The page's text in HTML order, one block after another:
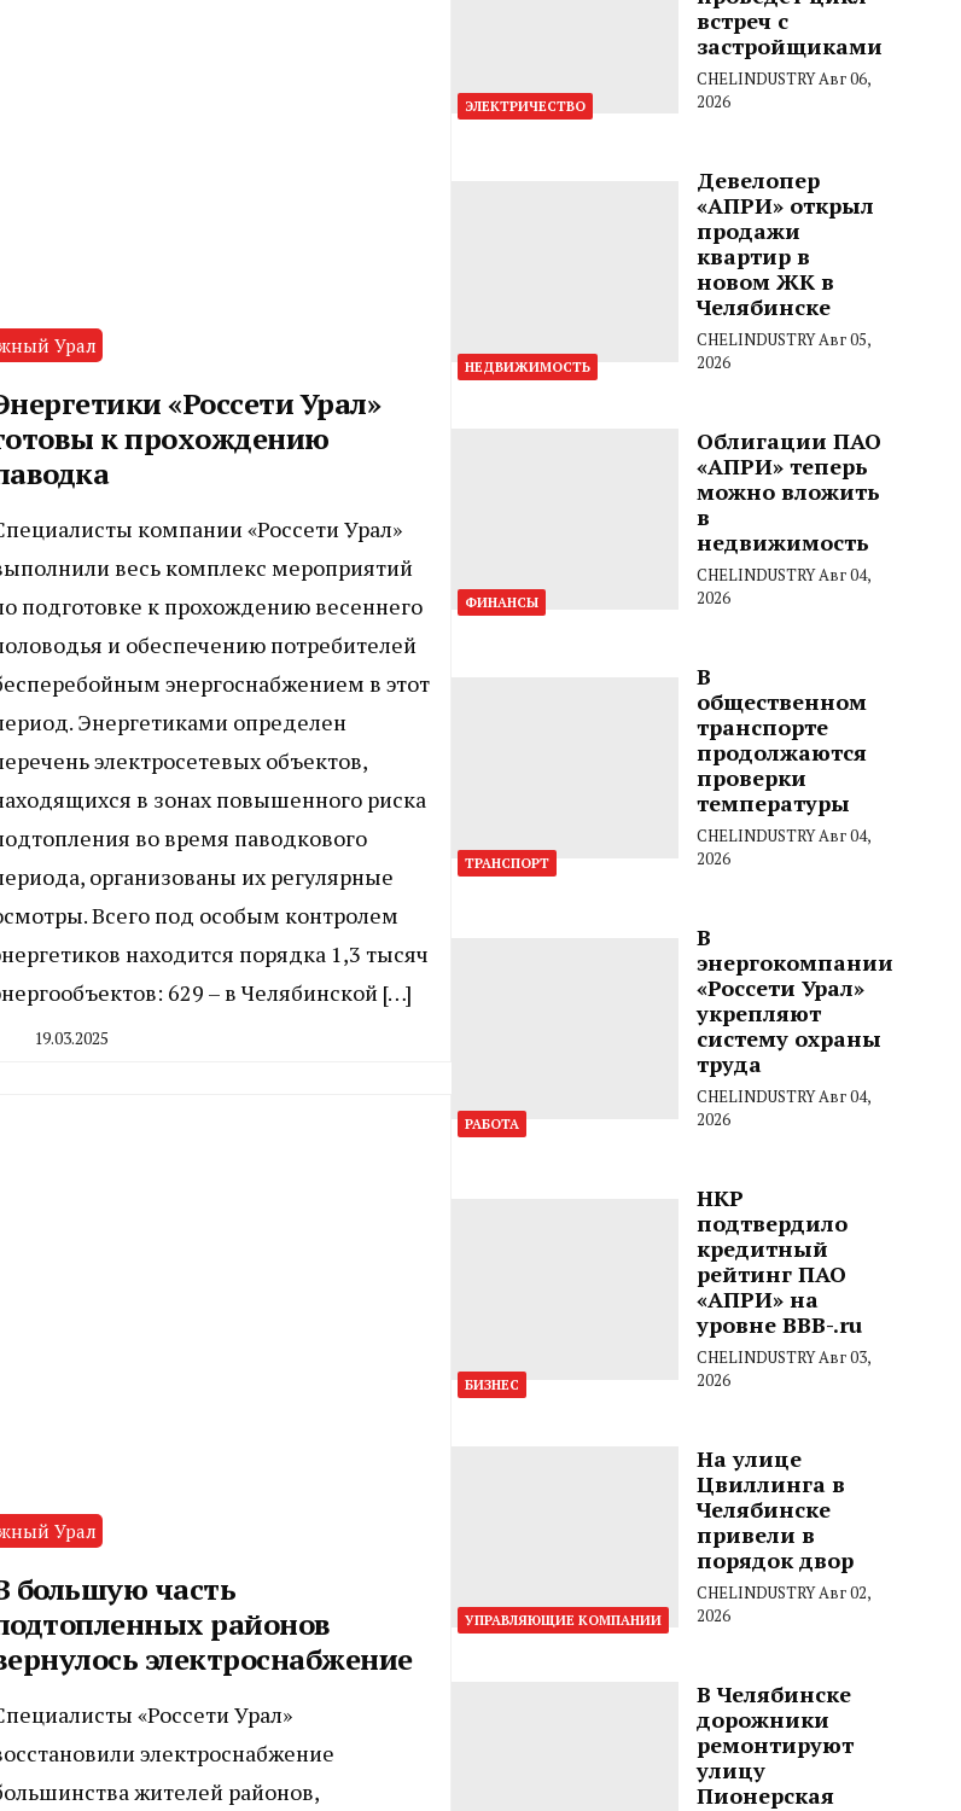
Урал
«Россети Урал»
к прохождению
компании «Россети Урал»
весь комплекс мероприятий
подготовке к прохождению весеннего
и обеспечению потребителей
энергоснабжением в этот
Энергетиками определен
электросетевых объектов,
в зонах повышенного риска
во время паводкового
организованы их регулярные
Всего под особым контролем
находится порядка 1,3 тысяч
629 – в Челябинской […]
19.03.2025
Урал
большую часть
районов
электроснабжение
«Россети Урал»
электроснабжение
жителей районов,
ЭЛЕКТРИЧЕСТВО
встреч с
застройщиками
CHELINDUSTRYАвг 06,
2026
НЕДВИЖИМОСТЬ
Девелопер
«АПРИ» открыл
продажи
квартир в
новом ЖК в
Челябинске
CHELINDUSTRYАвг 05,
2026
ФИНАНСЫ
Облигации ПАО
«АПРИ» теперь
можно вложить
в
недвижимость
CHELINDUSTRYАвг 04,
2026
ТРАНСПОРТ
В
общественном
транспорте
продолжаются
проверки
температуры
CHELINDUSTRYАвг 04,
2026
РАБОТА
В
энергокомпании
«Россети Урал»
укрепляют
систему охраны
труда
CHELINDUSTRYАвг 04,
2026
БИЗНЕС
НКР
подтвердило
кредитный
рейтинг ПАО
«АПРИ» на
уровне BBB-.ru
CHELINDUSTRYАвг 03,
2026
УПРАВЛЯЮЩИЕ КОМПАНИИ
На улице
Цвиллинга в
Челябинске
привели в
порядок двор
CHELINDUSTRYАвг 02,
2026
В Челябинске
дорожники
ремонтируют
улицу
Пионерская